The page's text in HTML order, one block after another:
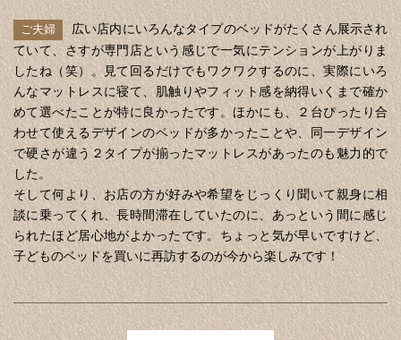
ご夫婦
広い店内にいろんなタイプのベッドがたくさん展示され
ていて、さすが専門店という感じで一気にテンションが上がりま
したね（笑）。見て回るだけでもワクワクするのに、実際にいろ
んなマットレスに寝て、肌触りやフィット感を納得いくまで確か
めて選べたことが特に良かったです。ほかにも、２台ぴったり合
わせて使えるデザインのベッドが多かったことや、同一デザイン
で硬さが違う２タイプが揃ったマットレスがあったのも魅力的で
した。
そして何より、お店の方が好みや希望をじっくり聞いて親身に相
談に乗ってくれ、長時間滞在していたのに、あっという間に感じ
られたほど居心地がよかったです。ちょっと気が早いですけど、
子どものベッドを買いに再訪するのが今から楽しみです！